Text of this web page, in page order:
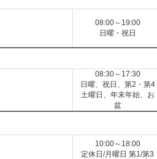
08:00～19:00
日曜・祝日
08:30～17:30
日曜、祝日、第2・第4
土曜日、年末年始、お
盆
10:00～18:00
定休日/月曜日 第1/第3